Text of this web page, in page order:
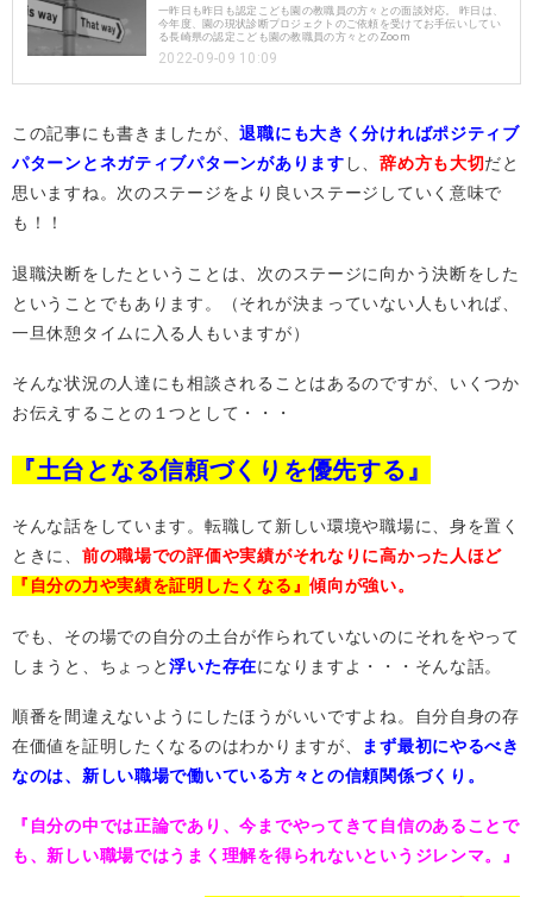
一昨日も昨日も認定こども園の教職員の方々との面談対応。 昨日は、
今年度、園の現状診断プロジェクトのご依頼を受けてお手伝いしてい
る長崎県の認定こども園の教職員の方々とのZoom
2022-09-09 10:09
この記事にも書きましたが、退職にも大きく分ければポジティブ
パターンとネガティブパターンがあります し、辞め方も大切だと
思いますね。次のステージをより良いステージしていく意味で
も！！
退職決断をしたということは、次のステージに向かう決断をした
ということでもあります。（それが決まっていない人もいれば、
一旦休憩タイムに入る人もいますが）
そんな状況の人達にも相談されることはあるのですが、いくつか
お伝えすることの１つとして・・・
『土台となる信頼づくりを優先する』
そんな話をしています。転職して新しい環境や職場に、身を置く
ときに、 前の職場での評価や実績がそれなりに高かった人ほど
『自分の力や実績を証明したくなる』傾向が強い。
でも、その場での自分の土台が作られていないのにそれをやって
しまうと、ちょっと浮いた存在になりますよ・・・そんな話。
順番を間違えないようにしたほうがいいですよね。自分自身の存
在価値を証明したくなるのはわかりますが、 まず最初にやるべき
なのは、新しい職場で働いている方々との信頼関係づくり。
『自分の中では正論であり、今までやってきて自信のあることで
も、新しい職場ではうまく理解を得られないというジレンマ。』